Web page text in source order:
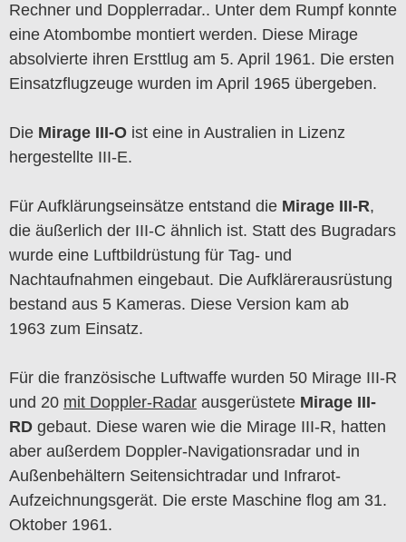
Rechner und Dopplerradar.. Unter dem Rumpf konnte
eine Atombombe montiert werden. Diese Mirage
absolvierte ihren Ersttlug am 5. April 1961. Die ersten
Einsatzflugzeuge wurden im April 1965 übergeben.
Die Mirage III-O ist eine in Australien in Lizenz
hergestellte III-E.
Für Aufklärungseinsätze entstand die Mirage III-R,
die äußerlich der III-C ähnlich ist. Statt des Bugradars
wurde eine Luftbildrüstung für Tag- und
Nachtaufnahmen eingebaut. Die Aufklärerausrüstung
bestand aus 5 Kameras. Diese Version kam ab
1963 zum Einsatz.
Für die französische Luftwaffe wurden 50 Mirage III-R
und 20 mit Doppler-Radar ausgerüstete Mirage III-
RD gebaut. Diese waren wie die Mirage III-R, hatten
aber außerdem Doppler-Navigationsradar und in
Außenbehältern Seitensichtradar und Infrarot-
Aufzeichnungsgerät. Die erste Maschine flog am 31.
Oktober 1961.